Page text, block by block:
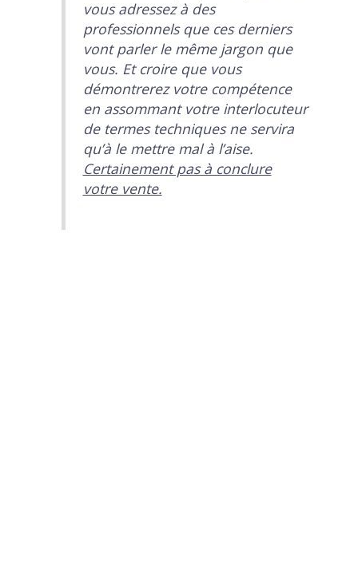
vous adressez à des
professionnels que ces derniers
vont parler le même jargon que
vous. Et croire que vous
démontrerez votre compétence
en assommant votre interlocuteur
de termes techniques ne servira
qu’à le mettre mal à l’aise.
Certainement pas à conclure
votre vente.